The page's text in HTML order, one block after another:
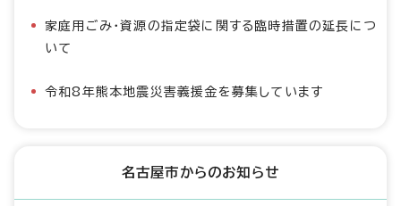
家庭用ごみ・資源の指定袋に関する臨時措置の延長につ
いて
令和8年熊本地震災害義援金を募集しています
名古屋市からのお知らせ